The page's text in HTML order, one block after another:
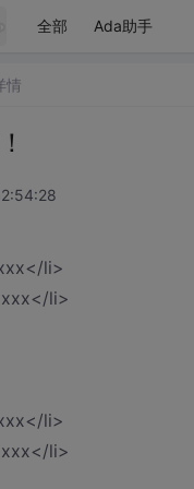
全部 Ada助手
情
li>
li>
li>
li>